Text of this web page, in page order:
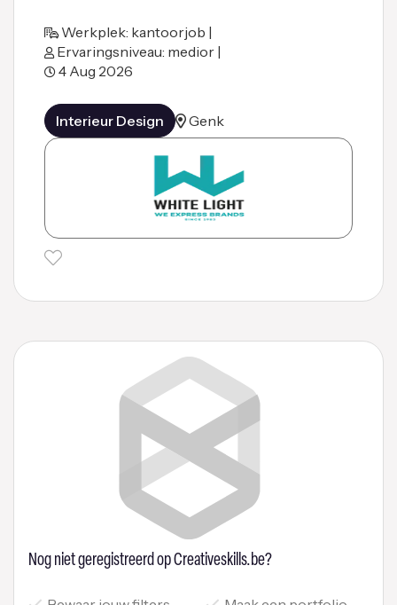
Werkplek: kantoorjob |
Ervaringsniveau: medior |
4 Aug 2026
Interieur Design Genk
Nog niet geregistreerd op Creativeskills.be?